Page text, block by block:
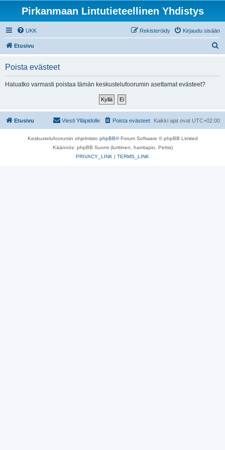
Pirkanmaan Lintutieteellinen Yhdistys
UKK Kirjaudu sisään
Rekisteröidy
Etusivu
Poista evästeet
Haluatko varmasti poistaa tämän keskustelufoorumin asettamat evästeet?
Etusivu Kaikki ajat ovat UTC+02:00
Poista evästeet
Viesti Ylläpidolle
Keskustelufoorumin ohjelmisto phpBB® Forum Software © phpBB Limited
Käännös: phpBB Suomi (lurttinen, harritapio, Pettis)
PRIVACY_LINK | TERMS_LINK